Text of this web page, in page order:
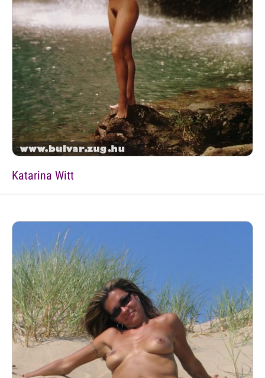
Katarina Witt